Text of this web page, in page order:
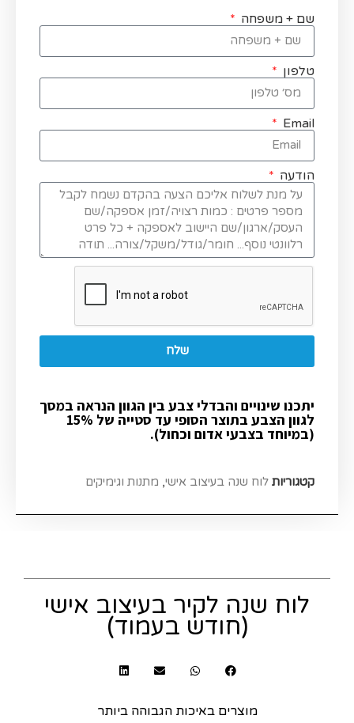
שם + משפחה
טלפון
Email
הודעה
שלח
יתכנו שינויים והבדלי צבע בין הגוון הנראה במסך
לגוון הצבע בתוצר הסופי עד סטייה של 15%
(במיוחד בצבעי אדום וכחול).
קטגוריות לוח שנה בעיצוב אישי, מתנות וגימיקים
לוח שנה לקיר בעיצוב אישי
(חודש בעמוד)
מוצרים באיכות הגבוהה ביותר